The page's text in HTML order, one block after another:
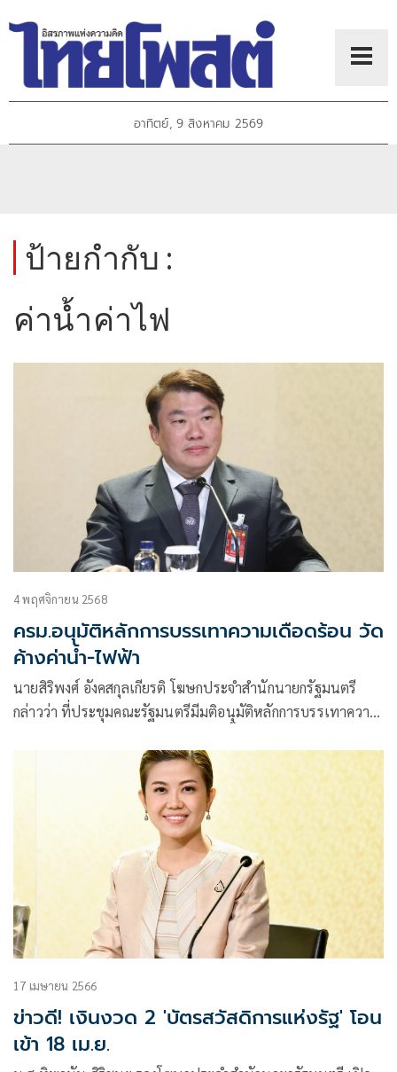
อาทิตย์, 9 สิงหาคม 2569
ป้ายกำกับ :
ค่าน้ำค่าไฟ
4 พฤศจิกายน 2568
ครม.อนุมัติหลักการบรรเทาความเดือดร้อน วัด
ค้างค่าน้ำ-ไฟฟ้า
นายสิริพงศ์ อังคสกุลเกียรติ โฆษกประจำสำนักนายกรัฐมนตรี
กล่าวว่า ที่ประชุมคณะรัฐมนตรีมีมติอนุมัติหลักการบรรเทาความ
สาธารณูปโภค ดังนี้ 1. ขอความร่วมมือให้การไฟฟ้านครหลวง
17 เมษายน 2566
ข่าวดี! เงินงวด 2 'บัตรสวัสดิการแห่งรัฐ' โอน
เข้า 18 เม.ย.